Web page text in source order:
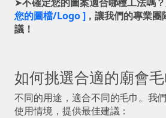
您的圖檔/Logo ]，讓我們的專業團
議！
如何挑選合適的廟會
不同的用途，適合不同的毛巾。我
使用情境，提供最佳建議：